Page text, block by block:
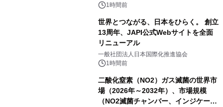
1時間前
世界とつながる、日本をひらく。 創立
13周年、JAPI公式Webサイトを全面
リニューアル
一般社団法人日本国際化推進協会
1時間前
二酸化窒素（NO2）ガス滅菌の世界市
場（2026年～2032年）、市場規模
（NO2滅菌チャンバー、インジケータ